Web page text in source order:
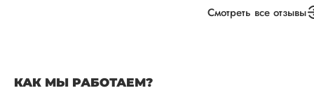
Структура
Смотреть все отзывы
КАК МЫ РАБОТАЕМ?